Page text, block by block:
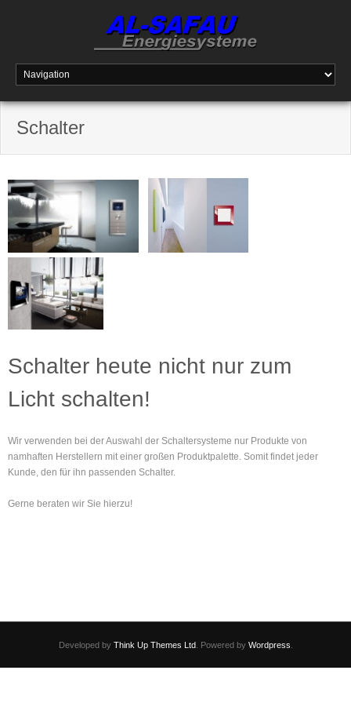
Schalter
Schalter heute nicht nur zum
Licht schalten!
Wir verwenden bei der Auswahl der Schaltersysteme nur Produkte von
namhaften Herstellern mit einer großen Produktpalette. Somit findet jeder
Kunde, den für ihn passenden Schalter.
Gerne beraten wir Sie hierzu!
Developed by Think Up Themes Ltd. Powered by Wordpress